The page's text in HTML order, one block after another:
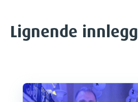
Lignende innlegg